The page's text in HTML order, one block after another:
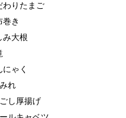
りたまご
き
大根
ゃく
れ
し厚揚げ